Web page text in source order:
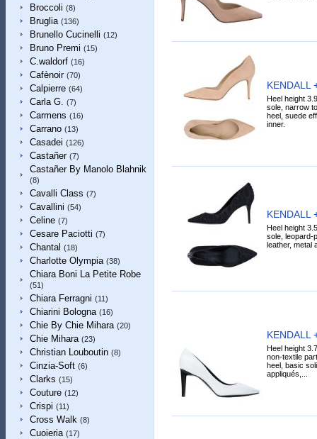
Broccoli (8)
Bruglia (136)
Brunello Cucinelli (12)
Bruno Premi (15)
C.waldorf (16)
Cafènoir (70)
Calpierre (64)
Carla G. (7)
Carmens (16)
Carrano (13)
Casadei (126)
Castañer (7)
Castañer By Manolo Blahnik
(8)
Cavalli Class (7)
Cavallini (54)
Celine (7)
Cesare Paciotti (7)
Chantal (18)
Charlotte Olympia (38)
Chiara Boni La Petite Robe
(51)
Chiara Ferragni (11)
Chiarini Bologna (16)
Chie By Chie Mihara (20)
Chie Mihara (23)
Christian Louboutin (8)
Cinzia-Soft (6)
Clarks (15)
Couture (12)
Crispi (11)
Cross Walk (8)
Cuoieria (17)
KENDALL
Heel height
sole, narrow
heel, suede
inner.
KENDALL
Heel height
sole, leopard-
leather, metal
KENDALL
Heel height
non-textile
heel, basic
appliqués,...